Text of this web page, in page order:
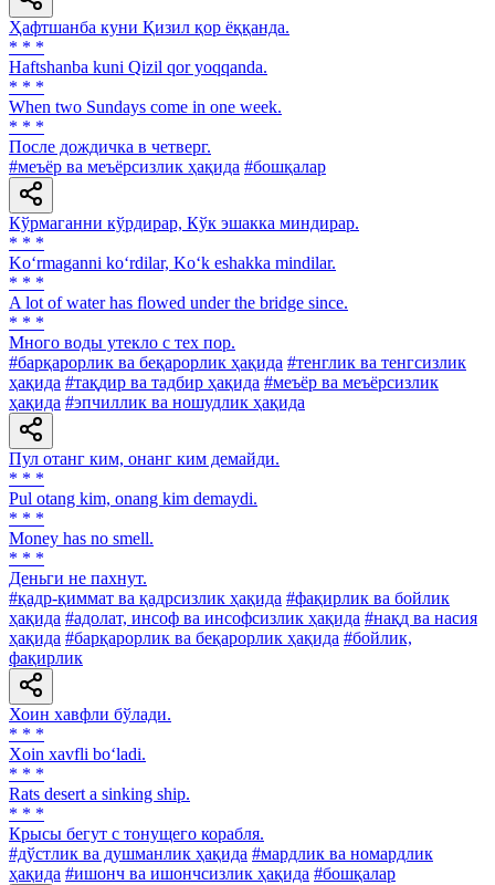
Ҳафтшанба куни Қизил қор ёққанда.
* * *
Haftshanba kuni Qizil qor yoqqanda.
* * *
When two Sundays come in one week.
* * *
После дождичка в четверг.
#меъёр ва меъёрсизлик ҳақида #бошқалар
Кўрмаганни кўрдирар, Кўк эшакка миндирар.
* * *
Ko‘rmaganni ko‘rdilar, Ko‘k eshakka mindilar.
* * *
A lot of water has flowed under the bridge since.
* * *
Много воды утекло с тех пор.
#барқарорлик ва беқарорлик ҳақида #тенглик ва тенгсизлик
ҳақида #тақдир ва тадбир ҳақида #меъёр ва меъёрсизлик
ҳақида #эпчиллик ва ношудлик ҳақида
Пул отанг ким, онанг ким демайди.
* * *
Pul otang kim, onang kim demaydi.
* * *
Money has no smell.
* * *
Деньги не пахнут.
#қадр-қиммат ва қадрсизлик ҳақида #фақирлик ва бойлик
ҳақида #адолат, инсоф ва инсофсизлик ҳақида #нақд ва насия
ҳақида #барқарорлик ва беқарорлик ҳақида #бойлик,
фақирлик
Хоин хавфли бўлади.
* * *
Xoin xavfli bo‘ladi.
* * *
Rats desert a sinking ship.
* * *
Крысы бегут с тонущего корабля.
#дўстлик ва душманлик ҳақида #мардлик ва номардлик
ҳақида #ишонч ва ишончсизлик ҳақида #бошқалар